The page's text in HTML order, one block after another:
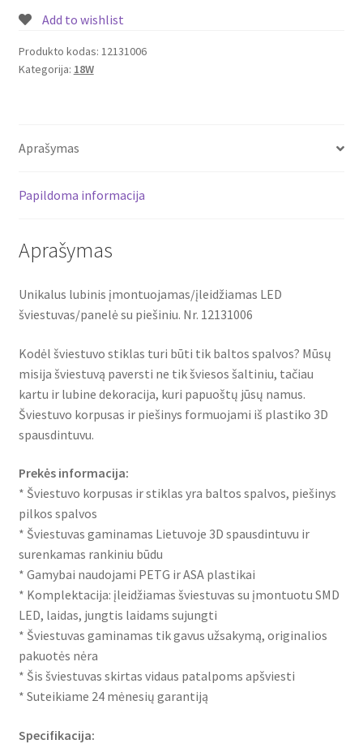
LED
šviestuvas/panelė
su
12131006
Add to wishlist
Produkto kodas: 12131006
Kategorija: 18W
Aprašymas
Papildoma informacija
Aprašymas
Unikalus lubinis įmontuojamas/įleidžiamas LED
šviestuvas/panelė su piešiniu. Nr. 12131006
Kodėl šviestuvo stiklas turi būti tik baltos spalvos? Mūsų
misija šviestuvą paversti ne tik šviesos šaltiniu, tačiau
kartu ir lubine dekoracija, kuri papuoštų jūsų namus.
Šviestuvo korpusas ir piešinys formuojami iš plastiko 3D
spausdintuvu.
Prekės informacija:
* Šviestuvo korpusas ir stiklas yra baltos spalvos, piešinys
pilkos spalvos
* Šviestuvas gaminamas Lietuvoje 3D spausdintuvu ir
surenkamas rankiniu būdu
* Gamybai naudojami PETG ir ASA plastikai
* Komplektacija: įleidžiamas šviestuvas su įmontuotu SMD
LED, laidas, jungtis laidams sujungti
* Šviestuvas gaminamas tik gavus užsakymą, originalios
pakuotės nėra
* Šis šviestuvas skirtas vidaus patalpoms apšviesti
* Suteikiame 24 mėnesių garantiją
Specifikacija: